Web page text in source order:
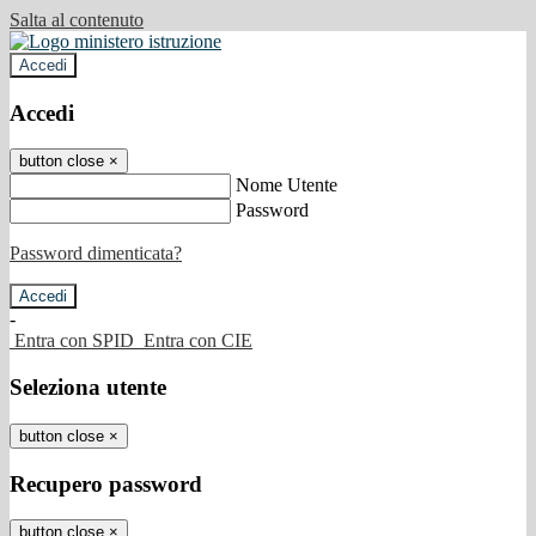
Salta al contenuto
Accedi
Accedi
button close ×
Nome Utente
Password
Password dimenticata?
-
Entra con SPID Entra con CIE
Seleziona utente
button close ×
Recupero password
button close ×